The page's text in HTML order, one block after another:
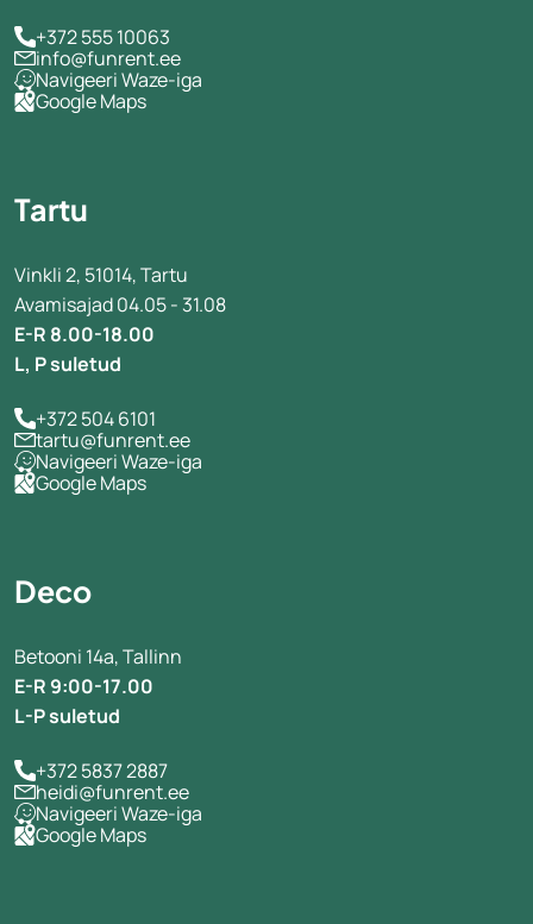
+372 555 10063
info@funrent.ee
Navigeeri Waze-iga
Google Maps
Tartu
Vinkli 2, 51014, Tartu
Avamisajad 04.05 - 31.08
E-R 8.00-18.00
L, P suletud
+372 504 6101
tartu@funrent.ee
Navigeeri Waze-iga
Google Maps
Deco
Betooni 14a, Tallinn
E-R 9:00-17.00
L-P suletud
+372 5837 2887
heidi@funrent.ee
Navigeeri Waze-iga
Google Maps